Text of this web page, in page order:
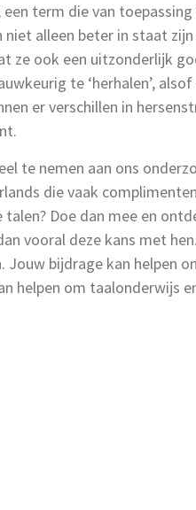
term die van
niet alleen beter in staat
ze ook een uitzonderlijk
te ‘herhalen’, alsof
er verschillen in
te nemen aan ons
die vaak
Doe dan mee en
vooral deze kans met
Jouw bijdrage kan helpen
helpen om taalonderwijs